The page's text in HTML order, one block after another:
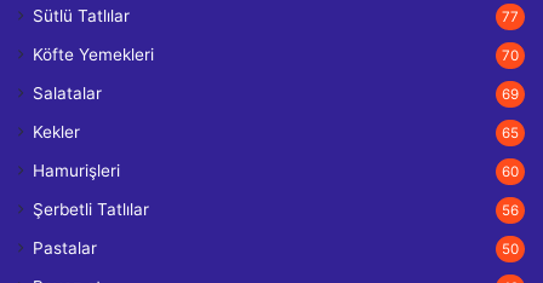
Sütlü Tatlılar 77
Köfte Yemekleri 70
Salatalar 69
Kekler 65
Hamurişleri 60
Şerbetli Tatlılar 56
Pastalar 50